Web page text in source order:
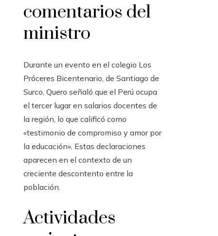
comentarios del
ministro
Durante un evento en el colegio Los
Próceres Bicentenario, de Santiago de
Surco, Quero señaló que el Perú ocupa
el tercer lugar en salarios docentes de
la región, lo que calificó como
«testimonio de compromiso y amor por
la educación». Estas declaraciones
aparecen en el contexto de un
creciente descontento entre la
población.
Actividades